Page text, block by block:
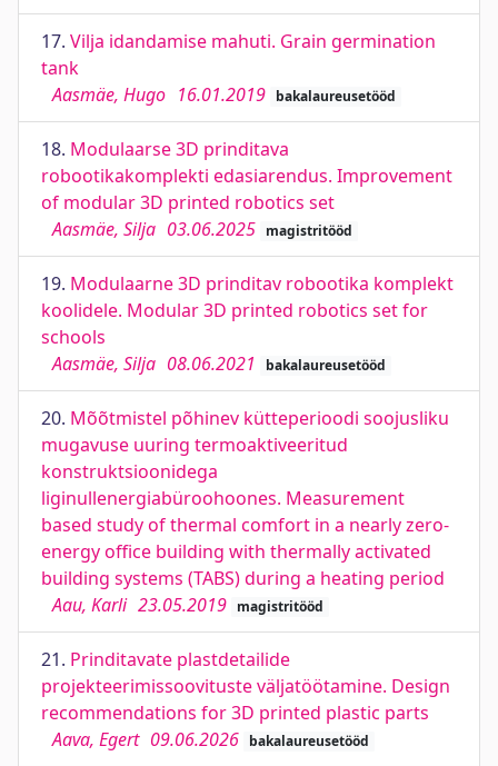
17. Vilja idandamise mahuti. Grain germination
tank
Aasmäe, Hugo 16.01.2019 bakalaureusetööd
18. Modulaarse 3D prinditava
robootikakomplekti edasiarendus. Improvement
of modular 3D printed robotics set
Aasmäe, Silja 03.06.2025 magistritööd
19. Modulaarne 3D prinditav robootika komplekt
koolidele. Modular 3D printed robotics set for
schools
Aasmäe, Silja 08.06.2021 bakalaureusetööd
20. Mõõtmistel põhinev kütteperioodi soojusliku
mugavuse uuring termoaktiveeritud
konstruktsioonidega
liginullenergiabüroohoones. Measurement
based study of thermal comfort in a nearly zero-
energy office building with thermally activated
building systems (TABS) during a heating period
Aau, Karli 23.05.2019 magistritööd
21. Prinditavate plastdetailide
projekteerimissoovituste väljatöötamine. Design
recommendations for 3D printed plastic parts
Aava, Egert 09.06.2026 bakalaureusetööd